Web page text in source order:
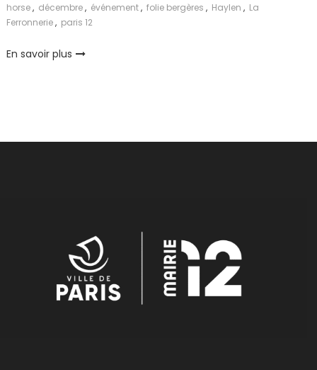
horse, décembre, événement, folie bergères , Haylen , La
Ferronnerie, paris 12
En savoir plus